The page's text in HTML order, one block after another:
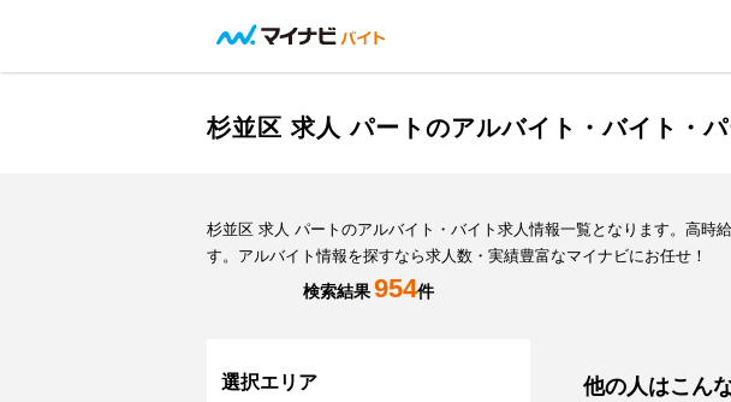
杉並区 求人 パートのアルバイト・バイト・
杉並区 求人 パートのアルバイト・バイト求人情報一覧となります。高時
す。アルバイト情報を探すなら求人数・実績豊富なマイナビにお任せ！
検索結果954件
選択エリア 他の人はこん